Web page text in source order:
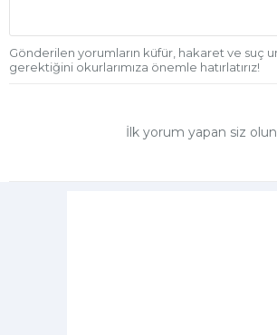
Gönderilen yorumların küfür, hakaret ve suç
gerektiğini okurlarımıza önemle hatırlatırız!
İlk yorum yapan siz